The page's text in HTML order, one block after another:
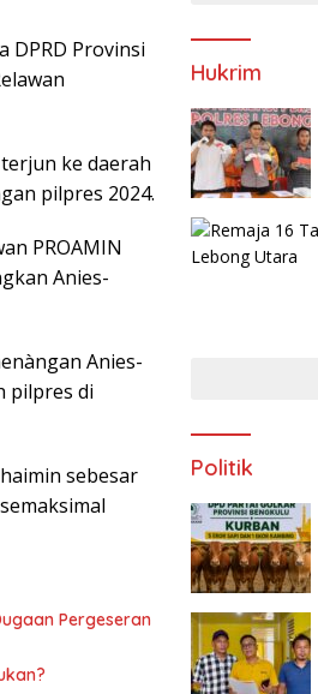
DPRD Provinsi
ke daerah
pilpres 2024.
PROAMIN
Anies-
Anies-
pilpres di
sebesar
Pergeseran
Hukrim
Politik